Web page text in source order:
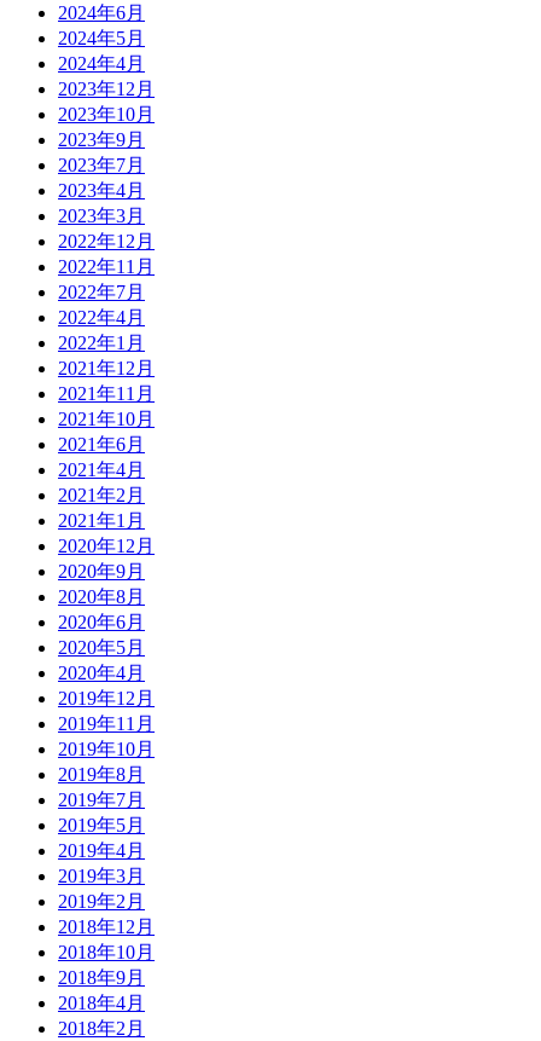
2024年6月
2024年5月
2024年4月
2023年12月
2023年10月
2023年9月
2023年7月
2023年4月
2023年3月
2022年12月
2022年11月
2022年7月
2022年4月
2022年1月
2021年12月
2021年11月
2021年10月
2021年6月
2021年4月
2021年2月
2021年1月
2020年12月
2020年9月
2020年8月
2020年6月
2020年5月
2020年4月
2019年12月
2019年11月
2019年10月
2019年8月
2019年7月
2019年5月
2019年4月
2019年3月
2019年2月
2018年12月
2018年10月
2018年9月
2018年4月
2018年2月